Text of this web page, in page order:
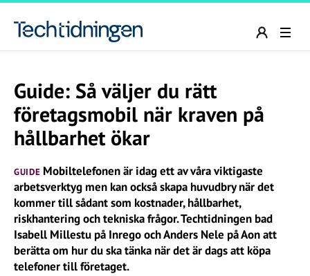
Guide: Så väljer du rätt
företagsmobil när kraven på
hållbarhet ökar
GUIDE Mobiltelefonen är idag ett av våra viktigaste
arbetsverktyg men kan också skapa huvudbry när det
kommer till sådant som kostnader, hållbarhet,
riskhantering och tekniska frågor. Techtidningen bad
Isabell Millestu på Inrego och Anders Nele på Aon att
berätta om hur du ska tänka när det är dags att köpa
telefoner till företaget.